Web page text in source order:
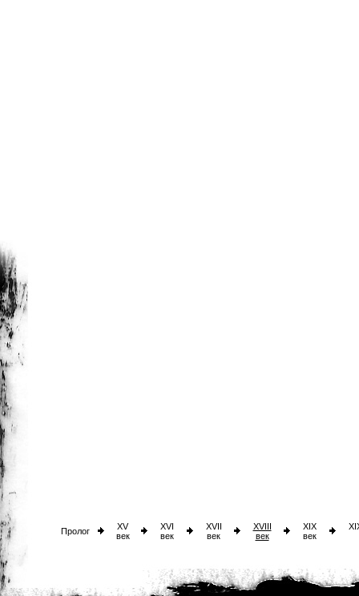
Пролог
XV
век
XVI
век
XVII
век
XVIII
век
XIX
век